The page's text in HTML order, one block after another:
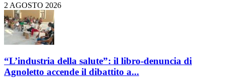
2 AGOSTO 2026
“L’industria della salute”: il libro-denuncia di
Agnoletto accende il dibattito a...